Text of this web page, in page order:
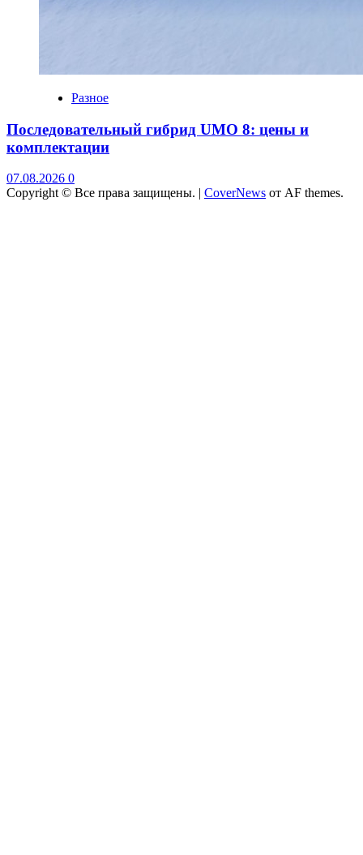
Разное
Последовательный гибрид UMO 8: цены и
комплектации
07.08.2026 0
Copyright © Все права защищены. | CoverNews от AF themes.